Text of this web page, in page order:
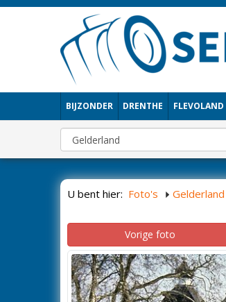
BIJZONDER DRENTHE FLEVOLAND
U bent hier: Foto's Gelderland
Vorige foto